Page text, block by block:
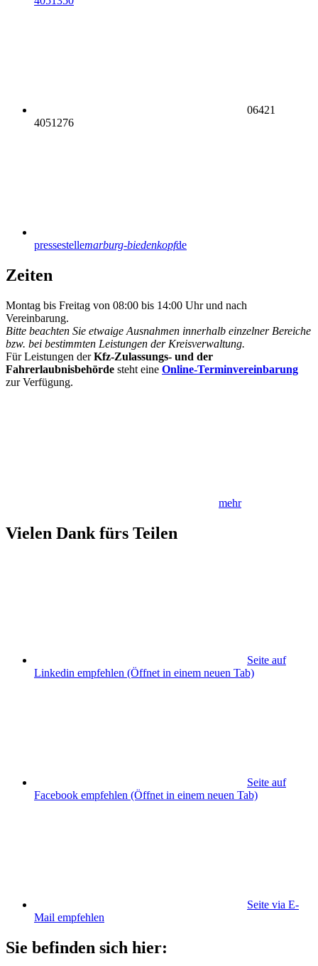
06421
4051276
pressestellemarburg-biedenkopfde
Zeiten
Montag bis Freitag von 08:00 bis 14:00 Uhr und nach
Vereinbarung.
Bitte beachten Sie etwaige Ausnahmen innerhalb einzelner Bereiche
bzw. bei bestimmten Leistungen der Kreisverwaltung.
Für Leistungen derKfz-Zulassungs- und der
Fahrerlaubnisbehörde steht eine Online-Terminvereinbarung
zur Verfügung.
mehr
Vielen Dank fürs Teilen
Seite auf
Linkedin empfehlen (Öffnet in einem neuen Tab)
Seite auf
Facebook empfehlen (Öffnet in einem neuen Tab)
Seite via E-
Mail empfehlen
Sie befinden sich hier: